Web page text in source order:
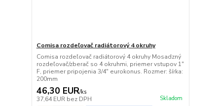
Comisa rozdeľovač radiátorový 4 okruhy
Comisa rozdeľovač radiátorový 4 okruhy Mosadzný
rozdeľovač/zberač so 4 okruhmi, priemer vstupov 1"
F, priemer pripojenia 3/4" eurokonus. Rozmer: šírka:
200mm
46,30 EUR/ks
37,64 EUR bez DPH Skladom